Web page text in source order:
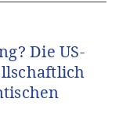
Die US-